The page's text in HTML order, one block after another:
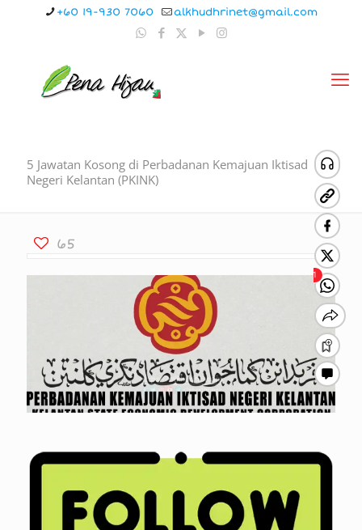
+60 19-930 7060 alkhudhrinet@gmail.com
5 Jawatan Kosong di Perbadanan Kemajuan Iktisad
Negeri Kelantan (PKINK)
65